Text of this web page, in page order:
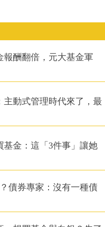
報酬翻倍，元大基金軍
動式管理時代來了，最
基金：這「3件事」讓她
債券專家：沒有一種債